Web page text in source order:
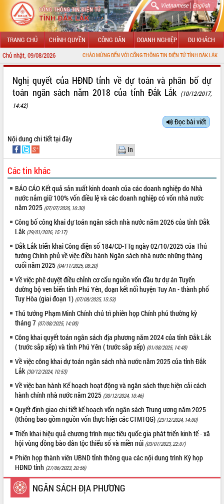
Vietnamese| English
TRANG CHỦ CHÍNH QUYỀN CÔNG DÂN DOANH NGHIỆP DU KHÁCH
Chủ nhật, 09/08/2026 CHÀO MỪNG ĐẾN VỚI CỔNG THÔNG TIN ĐIỆN TỬ TỈNH ĐẮK LẮK
LÃNH ĐẠO UBND TỈNH
SỞ, BAN, NGÀNH
UBND CÁC XÃ, PHƯỜNG
THÔNG TIN CHỈ ĐẠO ĐIỀU HÀNH
HỆ THỐNG VĂN BẢN
VĂN BẢN HĐND TỈNH
ĐIỂM TIN VĂN BẢN
QUY HOẠCH - KẾ HOẠCH
LIÊN KẾT WEB
Nghị quyết của HĐND tỉnh về dự toán và phân bổ dự
toán ngân sách năm 2018 của tỉnh Đắk Lắk (10/12/2017,
14:42)
Đọc bài viết
Nội dung chi tiếttại đây
In
Các tin khác
BÁO CÁO Kết quả sản xuất kinh doanh của các doanh nghiệp do Nhà
nước nắm giữ 100% vốn điều lệ và các doanh nghiệp có vốn nhà nước
năm 2025 (07/07/2026, 16:30)
Công bố công khai dự toán ngân sách nhà nước năm 2026 của tỉnh Đắk
Lắk (29/01/2026, 15:17)
Đắk Lắk triển khai Công điện số 184/CĐ-TTg ngày 02/10/2025 của Thủ
tướng Chính phủ về việc điều hành Ngân sách nhà nước những tháng
cuối năm 2025 (04/11/2025, 08:20)
Về việc phê duyệt điều chỉnh cơ cấu nguồn vốn đầu tư dự án Tuyến
đường bộ ven biển tỉnh Phú Yên, đoạn kết nối huyện Tuy An - thành phố
Tuy Hòa (giai đoạn 1) (07/08/2025, 15:53)
Thủ tướng Phạm Minh Chính chủ trì phiên họp Chính phủ thường kỳ
tháng 7 (07/08/2025, 14:00)
Công khai quyết toán ngân sách địa phương năm 2024 của tỉnh Đắk Lắk
( trước sắp xếp) và tỉnh Phú Yên ( trước sắp xếp) (01/08/2025, 14:48)
Về việc công khai dự toán ngân sách nhà nước năm 2025 của tỉnh Đắk
Lắk (30/12/2024, 10:53)
Về việc ban hành Kế hoạch hoạt động và ngân sách thực hiện cải cách
hành chính nhà nước năm 2025 (30/12/2024, 10:46)
Quyết định giao chi tiết kế hoạch vốn ngân sách Trung ương năm 2025
(Không bao gồm nguồn vốn thực hiện các CTMTQG) (23/12/2024, 14:00)
Triển khai hiệu quả chương trình mục tiêu quốc gia phát triển kinh tế - xã
hội vùng đồng bào dân tộc thiểu số và miền núi (03/07/2023, 22:07)
Phiên họp thành viên UBND tỉnh thông qua các nội dung trình Kỳ họp
HĐND tỉnh (27/06/2023, 20:56)
NGÂN SÁCH ĐỊA PHƯƠNG